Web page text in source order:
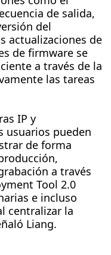
de salida,
del
actualizaciones de
de firmware se
a través de la
las tareas
IP y
usuarios pueden
de forma
a través
Tool 2.0
e incluso
centralizar la
Liang.